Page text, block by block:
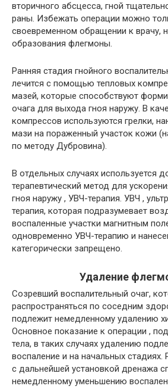
вторичного абсцесса, гной
раны. Избежать операции можно
своевременном обращении к врачу,
образования флегмоны.
Ранняя стадия гнойного
лечится с помощью тепловых
мазей, которые способствуют
очага для выхода гноя наружу. В
компрессов используются грелки,
мази на пораженный участок кожи
по методу Дубровина).
В отдельных случаях используется
терапевтический метод для
гноя наружу , УВЧ-терапия. УВЧ ,
терапия, которая подразумевает
воспаленные участки магнитным
одновременно УВЧ-терапию и
категорически запрещено.
Удаление
Созревший воспалительный очаг,
распространяться по соседним
подлежит немедленному удалению
Основное показание к операции ,
тела, в таких случаях удалению
воспаление и на начальных стадиях.
с дальнейшей установкой дренажа
немедленному уменьшению